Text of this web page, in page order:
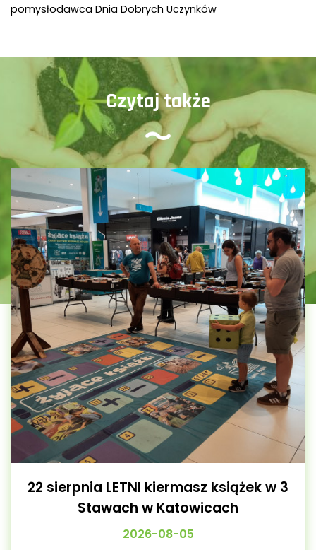
pomysłodawca Dnia Dobrych Uczynków
Czytaj także
22 sierpnia LETNI kiermasz książek w 3
Stawach w Katowicach
2026-08-05